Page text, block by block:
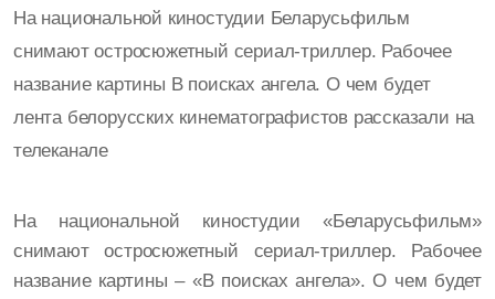
На национальной киностудии Беларусьфильм
снимают остросюжетный сериал-триллер. Рабочее
название картины В поисках ангела. О чем будет
лента белорусских кинематографистов рассказали на
телеканале
На национальной киностудии «Беларусьфильм»
снимают остросюжетный сериал-триллер. Рабочее
название картины – «В поисках ангела». О чем будет